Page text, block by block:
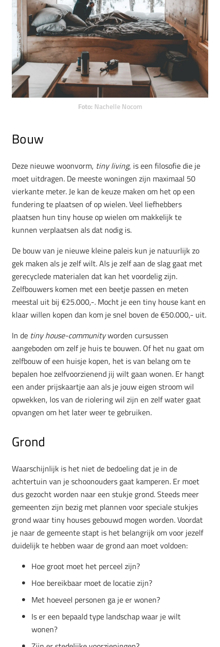
Foto: Nachelle Nocom
Bouw
Deze nieuwe woonvorm, tiny living, is een filosofie die je
moet uitdragen. De meeste woningen zijn maximaal 50
vierkante meter. Je kan de keuze maken om het op een
fundering te plaatsen of op wielen. Veel liefhebbers
plaatsen hun tiny house op wielen om makkelijk te
kunnen verplaatsen als dat nodig is.
De bouw van je nieuwe kleine paleis kun je natuurlijk zo
gek maken als je zelf wilt. Als je zelf aan de slag gaat met
gerecyclede materialen dat kan het voordelig zijn.
Zelfbouwers komen met een beetje passen en meten
meestal uit bij €25.000,-. Mocht je een tiny house kant en
klaar willen kopen dan kom je snel boven de €50.000,- uit.
In de tiny house-communityworden cursussen
aangeboden om zelf je huis te bouwen. Of het nu gaat om
zelfbouw of een huisje kopen, het is van belang om te
bepalen hoe zelfvoorzienend jij wilt gaan wonen. Er hangt
een ander prijskaartje aan als je jouw eigen stroom wil
opwekken, los van de riolering wil zijn en zelf water gaat
opvangen om het later weer te gebruiken.
Grond
Waarschijnlijk is het niet de bedoeling dat je in de
achtertuin van je schoonouders gaat kamperen. Er moet
dus gezocht worden naar een stukje grond. Steeds meer
gemeenten zijn bezig met plannen voor speciale stukjes
grond waar tiny houses gebouwd mogen worden. Voordat
je naar de gemeente stapt is het belangrijk om voor jezelf
duidelijk te hebben waar de grond aan moet voldoen:
Hoe groot moet het perceel zijn?
Hoe bereikbaar moet de locatie zijn?
Met hoeveel personen ga je er wonen?
Is er een bepaald type landschap waar je wilt
wonen?